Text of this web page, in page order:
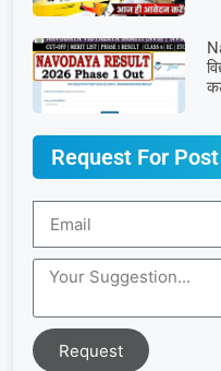
Request For Post
Request